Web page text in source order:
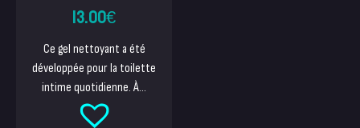
13.00€
Ce gel nettoyant a été
développée pour la toilette
intime quotidienne. À...